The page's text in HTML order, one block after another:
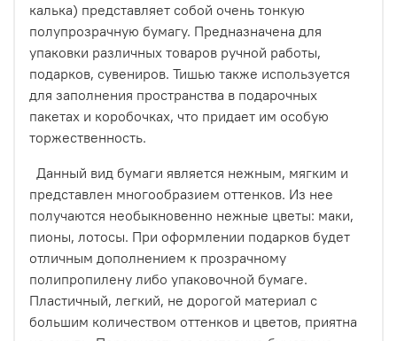
калька) представляет собой очень тонкую
полупрозрачную бумагу. Предназначена для
упаковки различных товаров ручной работы,
подарков, сувениров. Тишью также используется
для заполнения пространства в подарочных
пакетах и коробочках, что придает им особую
торжественность.
Данный вид бумаги является нежным, мягким и
представлен многообразием оттенков. Из нее
получаются необыкновенно нежные цветы: маки,
пионы, лотосы. При оформлении подарков будет
отличным дополнением к прозрачному
полипропилену либо упаковочной бумаге.
Пластичный, легкий, не дорогой материал с
большим количеством оттенков и цветов, приятна